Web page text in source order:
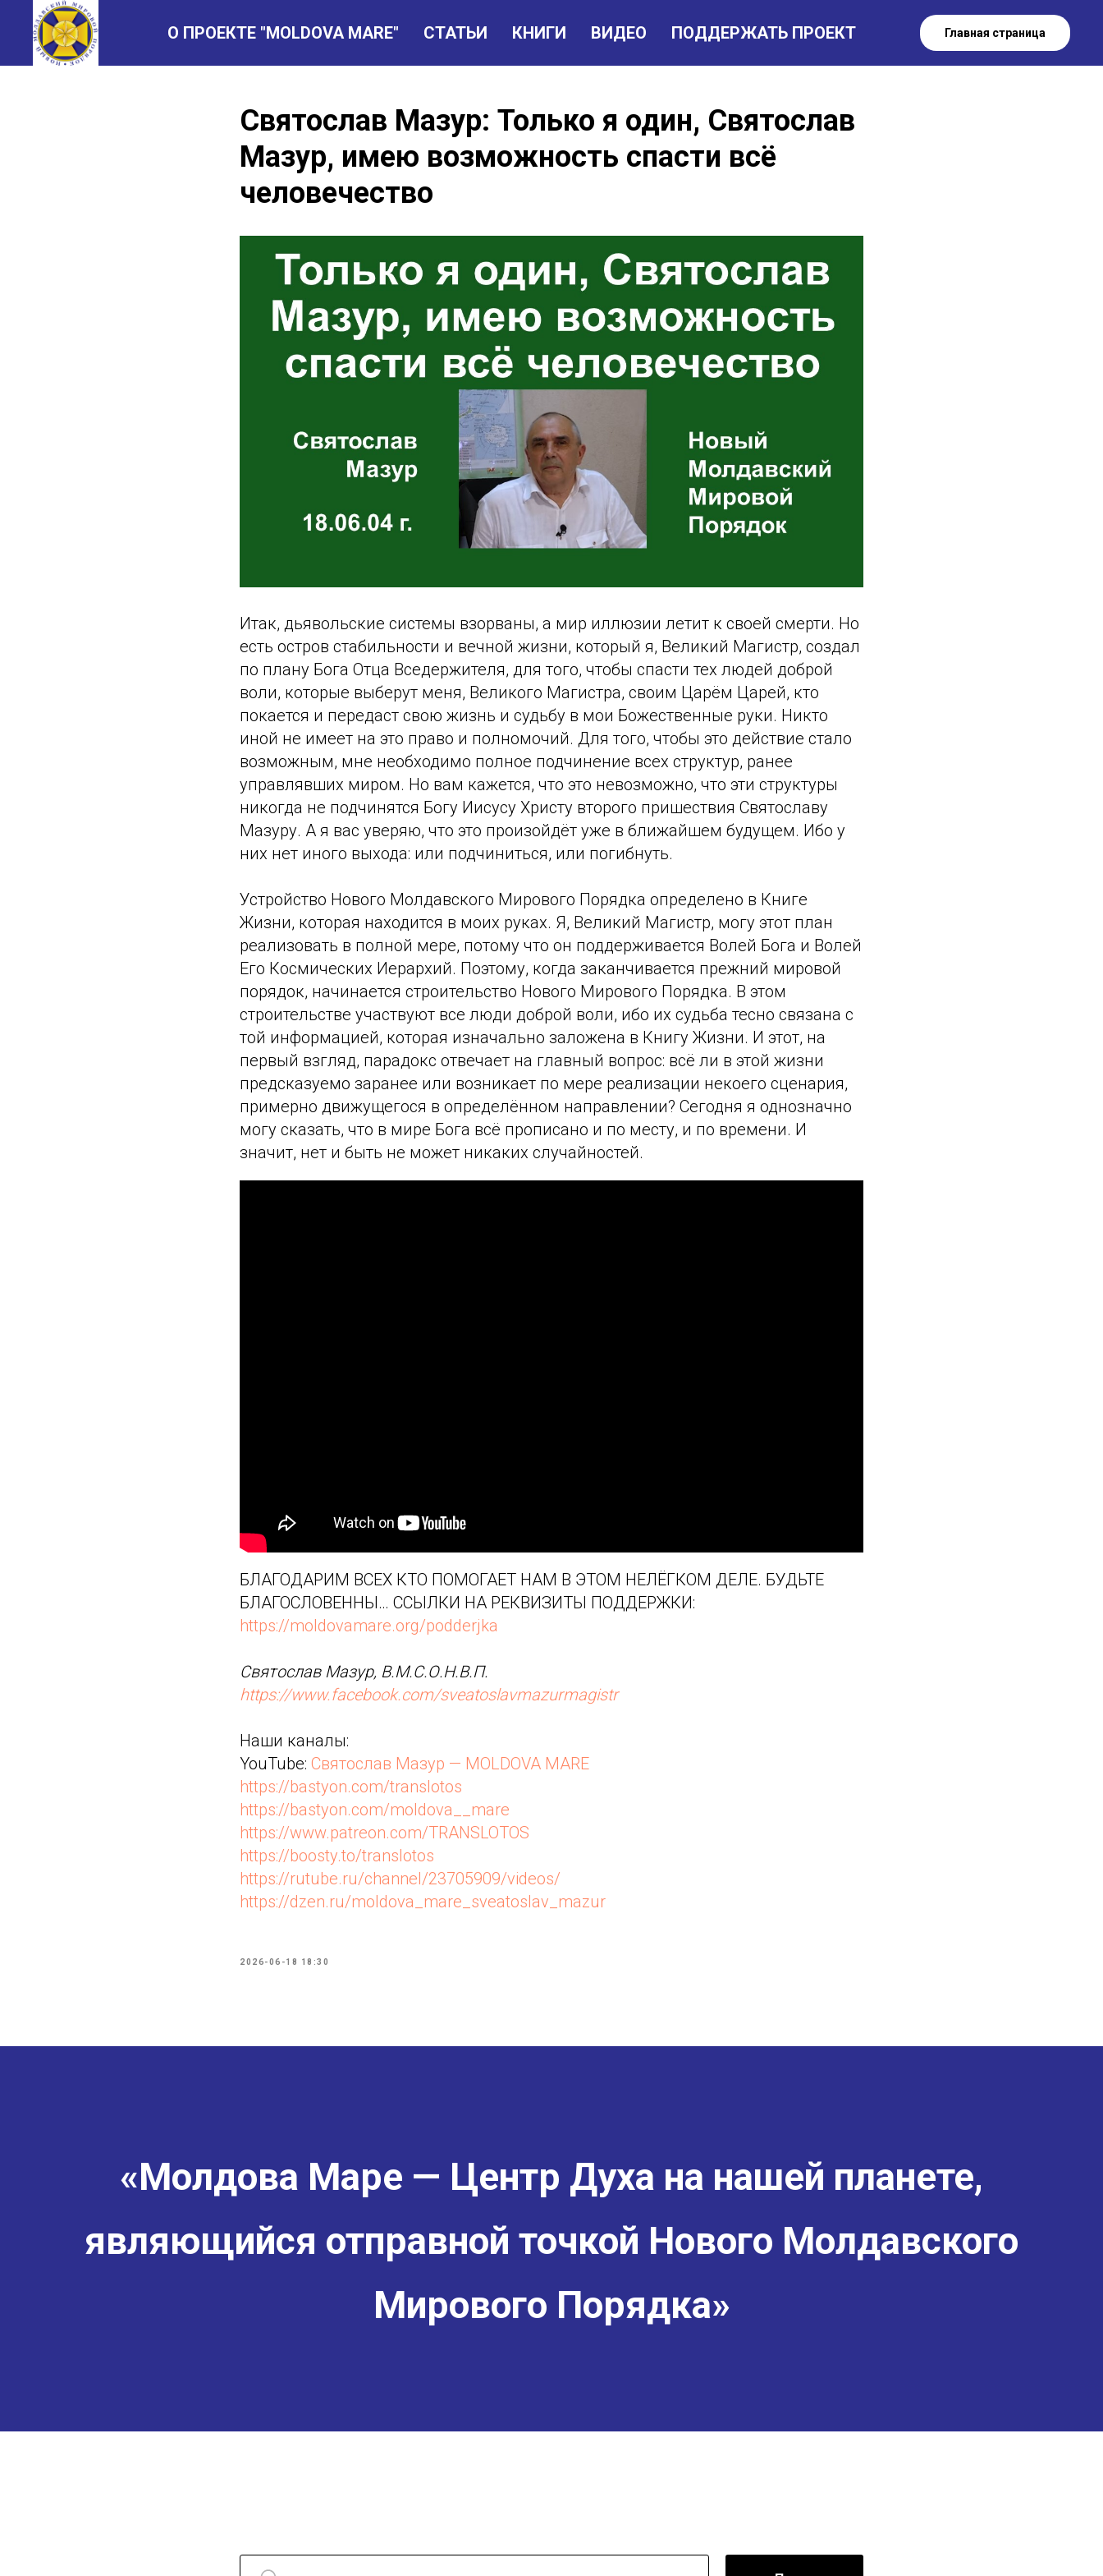
О ПРОЕКТЕ "MOLDOVA MARE" СТАТЬИ КНИГИ ВИДЕО ПОДДЕРЖАТЬ ПРОЕКТ Главная страница
Святослав Мазур: Только я один, Святослав
Мазур, имею возможность спасти всё
человечество
Итак, дьявольские системы взорваны, а мир иллюзии летит к своей смерти. Но
есть остров стабильности и вечной жизни, который я, Великий Магистр, создал
по плану Бога Отца Вседержителя, для того, чтобы спасти тех людей доброй
воли, которые выберут меня, Великого Магистра, своим Царём Царей, кто
покается и передаст свою жизнь и судьбу в мои Божественные руки. Никто
иной не имеет на это право и полномочий. Для того, чтобы это действие стало
возможным, мне необходимо полное подчинение всех структур, ранее
управлявших миром. Но вам кажется, что это невозможно, что эти структуры
никогда не подчинятся Богу Иисусу Христу второго пришествия Святославу
Мазуру. А я вас уверяю, что это произойдёт уже в ближайшем будущем. Ибо у
них нет иного выхода: или подчиниться, или погибнуть.
Устройство Нового Молдавского Мирового Порядка определено в Книге
Жизни, которая находится в моих руках. Я, Великий Магистр, могу этот план
реализовать в полной мере, потому что он поддерживается Волей Бога и Волей
Его Космических Иерархий. Поэтому, когда заканчивается прежний мировой
порядок, начинается строительство Нового Мирового Порядка. В этом
строительстве участвуют все люди доброй воли, ибо их судьба тесно связана с
той информацией, которая изначально заложена в Книгу Жизни. И этот, на
первый взгляд, парадокс отвечает на главный вопрос: всё ли в этой жизни
предсказуемо заранее или возникает по мере реализации некоего сценария,
примерно движущегося в определённом направлении? Сегодня я однозначно
могу сказать, что в мире Бога всё прописано и по месту, и по времени. И
значит, нет и быть не может никаких случайностей.
БЛАГОДАРИМ ВСЕХ КТО ПОМОГАЕТ НАМ В ЭТОМ НЕЛЁГКОМ ДЕЛЕ. БУДЬТЕ
БЛАГОСЛОВЕННЫ… ССЫЛКИ НА РЕКВИЗИТЫ ПОДДЕРЖКИ:
https://moldovamare.org/podderjka
Святослав Мазур, В.М.С.О.Н.В.П.
https://www.facebook.com/sveatoslavmazurmagistr
Наши каналы:
YouTube: Святослав Мазур — MOLDOVA MARE
https://bastyon.com/translotos
https://bastyon.com/moldova__mare
https://www.patreon.com/TRANSLOTOS
https://boosty.to/translotos
https://rutube.ru/channel/23705909/videos/
https://dzen.ru/moldova_mare_sveatoslav_mazur
2026-06-18 18:30
«Молдова Маре — Центр Духа на нашей планете,
являющийся отправной точкой Нового Молдавского
Мирового Порядка»